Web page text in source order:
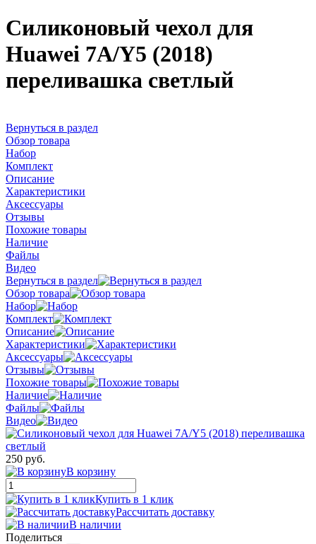
Силиконовый чехол для
Huawei 7A/Y5 (2018)
переливашка светлый
Вернуться в раздел
Обзор товара
Набор
Комплект
Описание
Характеристики
Аксессуары
Отзывы
Похожие товары
Наличие
Файлы
Видео
Вернуться в раздел
Обзор товара
Набор
Комплект
Описание
Характеристики
Аксессуары
Отзывы
Похожие товары
Наличие
Файлы
Видео
250 руб.
В корзину
Купить в 1 клик
Рассчитать доставку
В наличии
Поделиться